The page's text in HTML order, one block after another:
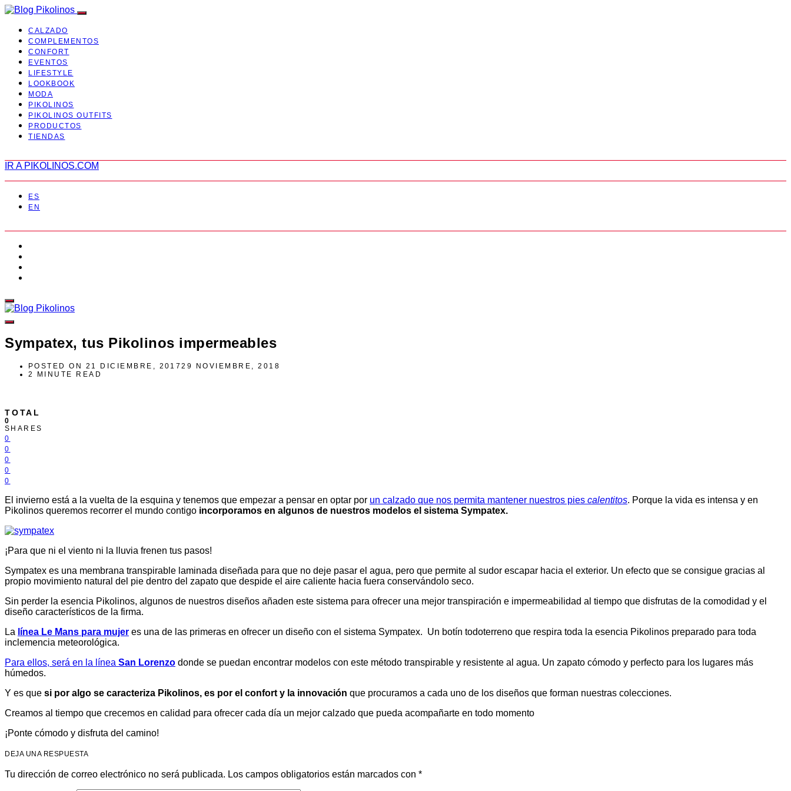
CALZADO
COMPLEMENTOS
CONFORT
EVENTOS
LIFESTYLE
LOOKBOOK
MODA
PIKOLINOS
PIKOLINOS OUTFITS
PRODUCTOS
TIENDAS
IR A PIKOLINOS.COM
ES
EN
Sympatex, tus Pikolinos impermeables
POSTED ON 21 DICIEMBRE, 201729 NOVIEMBRE, 2018
2 MINUTE READ
TOTAL
0
SHARES
0
0
0
0
0
El invierno está a la vuelta de la esquina y tenemos que empezar a pensar en optar por un calzado que nos permita mantener nuestros pies calentitos. Porque la vida es intensa y en
Pikolinos queremos recorrer el mundo contigo incorporamos en algunos de nuestros modelos el sistema Sympatex.
¡Para que ni el viento ni la lluvia frenen tus pasos!
Sympatex es una membrana transpirable laminada diseñada para que no deje pasar el agua, pero que permite al sudor escapar hacia el exterior. Un efecto que se consigue gracias al
propio movimiento natural del pie dentro del zapato que despide el aire caliente hacia fuera conservándolo seco.
Sin perder la esencia Pikolinos, algunos de nuestros diseños añaden este sistema para ofrecer una mejor transpiración e impermeabilidad al tiempo que disfrutas de la comodidad y el
diseño característicos de la firma.
La línea Le Mans para mujer es una de las primeras en ofrecer un diseño con el sistema Sympatex. Un botín todoterreno que respira toda la esencia Pikolinos preparado para toda
inclemencia meteorológica.
Para ellos, será en la línea San Lorenzo donde se puedan encontrar modelos con este método transpirable y resistente al agua. Un zapato cómodo y perfecto para los lugares más
húmedos.
Y es que si por algo se caracteriza Pikolinos, es por el confort y la innovación que procuramos a cada uno de los diseños que forman nuestras colecciones.
Creamos al tiempo que crecemos en calidad para ofrecer cada día un mejor calzado que pueda acompañarte en todo momento
¡Ponte cómodo y disfruta del camino!
DEJA UNA RESPUESTA
Tu dirección de correo electrónico no será publicada. Los campos obligatorios están marcados con *